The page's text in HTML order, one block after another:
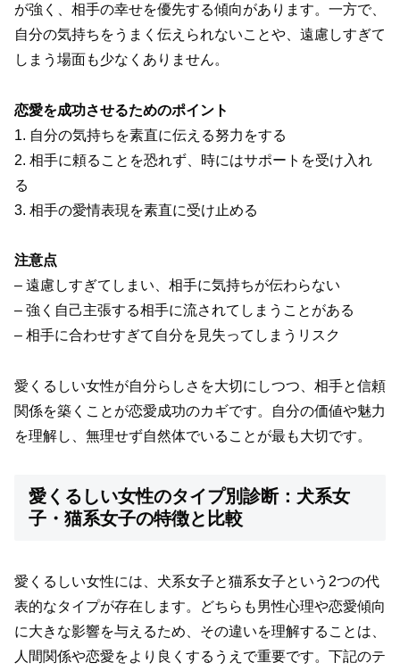
が強く、相手の幸せを優先する傾向があります。一方で、
自分の気持ちをうまく伝えられないことや、遠慮しすぎて
しまう場面も少なくありません。
恋愛を成功させるためのポイント
1. 自分の気持ちを素直に伝える努力をする
2. 相手に頼ることを恐れず、時にはサポートを受け入れ
る
3. 相手の愛情表現を素直に受け止める
注意点
– 遠慮しすぎてしまい、相手に気持ちが伝わらない
– 強く自己主張する相手に流されてしまうことがある
– 相手に合わせすぎて自分を見失ってしまうリスク
愛くるしい女性が自分らしさを大切にしつつ、相手と信頼
関係を築くことが恋愛成功のカギです。自分の価値や魅力
を理解し、無理せず自然体でいることが最も大切です。
愛くるしい女性のタイプ別診断：犬系女
子・猫系女子の特徴と比較
愛くるしい女性には、犬系女子と猫系女子という2つの代
表的なタイプが存在します。どちらも男性心理や恋愛傾向
に大きな影響を与えるため、その違いを理解することは、
人間関係や恋愛をより良くするうえで重要です。下記のテ